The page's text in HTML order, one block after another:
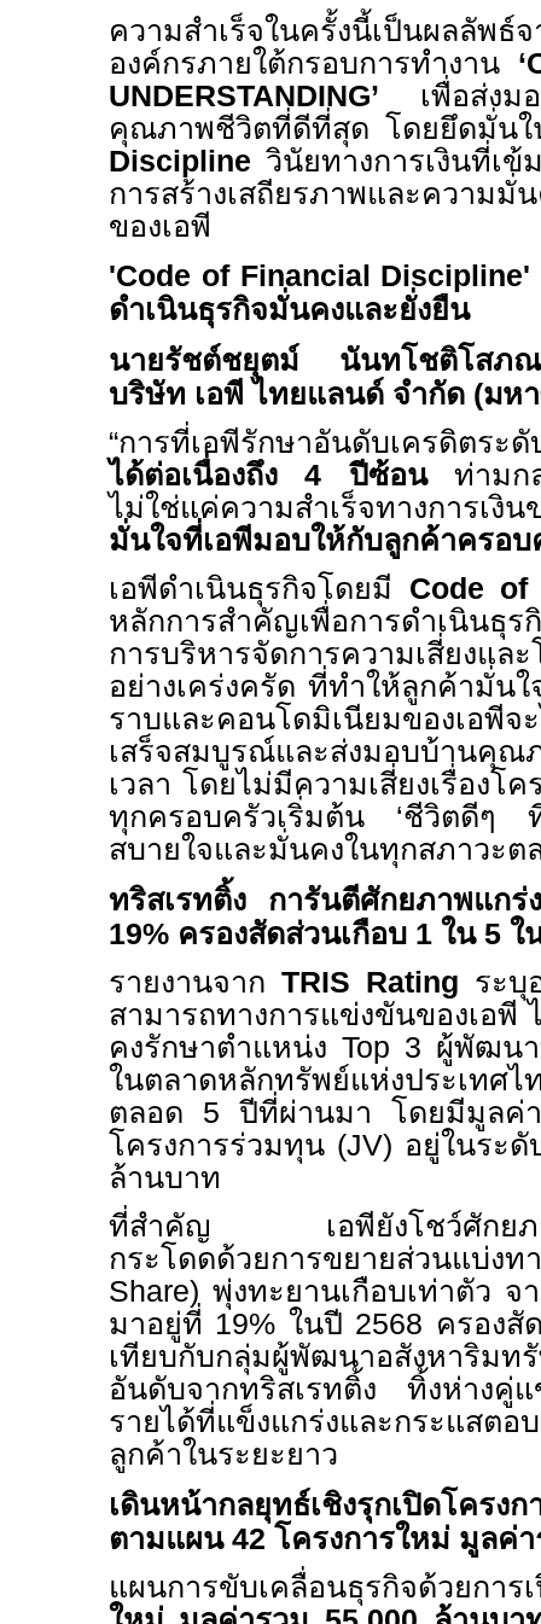
ความสำเร็จในครั้งนี้เป็นผลลัพธ์
องค์กรภายใต้กรอบการทำงาน
UNDERSTANDING’
เพื่อส่
คุณภาพชีวิตที่ดีที่สุด โดยยึดมั่น
Discipline วินัยทางการเงินที่เ
การสร้างเสถียรภาพและความมั่
ของเอพี
'Code of Financial Discipline'
ดำเนินธุรกิจมั่นคงและยั่งยืน
นายรัชต์ชยุตม์ นันทโชติโสภ
บริษัท เอพี ไทยแลนด์ จำกัด (มห
“การที่เอพีรักษาอันดับเครดิตระ
ได้ต่อเนื่องถึง4 ปีซ้อนท่ามกล
ไม่ใช่แค่ความสำเร็จทางการเงิ
มั่นใจที่เอพีมอบให้กับลูกค้าครอบ
เอพีดำเนินธุรกิจโดยมี Code of
หลักการสำคัญเพื่อการดำเนินธุ
การบริหารจัดการความเสี่ยงและ
อย่างเคร่งครัด ที่ทำให้ลูกค้ามั่น
ราบและคอนโดมิเนียมของเอพี
เสร็จสมบูรณ์และส่งมอบบ้านคุณ
เวลา โดยไม่มีความเสี่ยงเรื่องโ
ทุกครอบครัวเริ่มต้น ‘ชีวิตดีๆ ที่
สบายใจและมั่นคงในทุกสภาวะต
ทริสเรทติ้ง การันตีศักยภาพแกร่
19% ครองสัดส่วนเกือบ 1 ใน 5 ใ
รายงานจาก TRIS Rating ระบุ
สามารถทางการแข่งขันของเอพี
คงรักษาตำแหน่ง Top 3 ผู้พัฒนา
ในตลาดหลักทรัพย์แห่งประเทศไ
ตลอด 5 ปีที่ผ่านมา โดยมีมูลค่
โครงการร่วมทุน (JV) อยู่ในระ
ล้านบาท
ที่สำคัญ เอพียังโชว์ศักยภาพ
กระโดดด้วยการขยายส่วนแบ่ง
Share) พุ่งทะยานเกือบเท่าตัว จ
มาอยู่ที่ 19% ในปี 2568 ครองสั
เทียบกับกลุ่มผู้พัฒนาอสังหาริมท
อันดับจากทริสเรทติ้ง ทิ้งห่างคู่
รายได้ที่แข็งแกร่งและกระแสตอ
ลูกค้าในระยะยาว
เดินหน้ากลยุทธ์เชิงรุกเปิดโครงก
ตามแผน 42 โครงการใหม่ มูลค่
แผนการขับเคลื่อนธุรกิจด้วยกา